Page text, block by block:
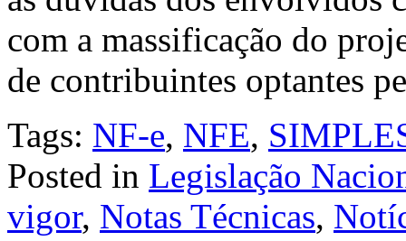
com a massificação do
de contribuintes optantes
Tags: NF-e, NFE,
Posted in Legislação
vigor, Notas Técnicas,